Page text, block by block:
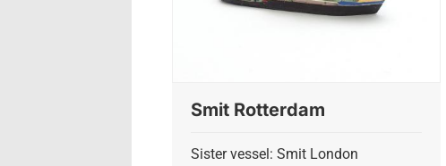
Smit Rotterdam
Sister vessel: Smit London